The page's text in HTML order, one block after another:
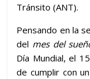
Tránsito (ANT).
Pensando en la
del mes del
Día Mundial, el
de cumplir con